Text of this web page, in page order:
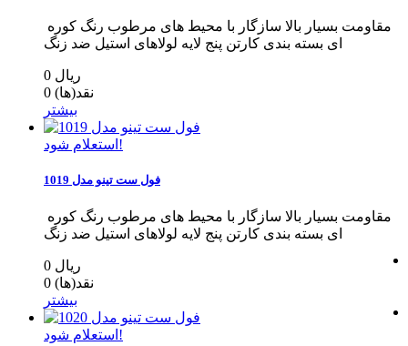
ای بسته بندی کارتن پنج لایه لولاهای استیل ضد زنگ
0 ریال
0 نقد(ها)
بیشتر
استعلام شود!
فول ست تینو مدل 1019
ای بسته بندی کارتن پنج لایه لولاهای استیل ضد زنگ
0 ریال
0 نقد(ها)
بیشتر
استعلام شود!